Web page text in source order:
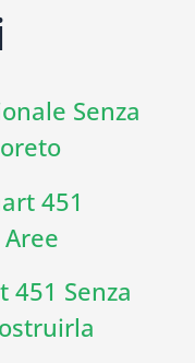
Senza
451
451 Senza